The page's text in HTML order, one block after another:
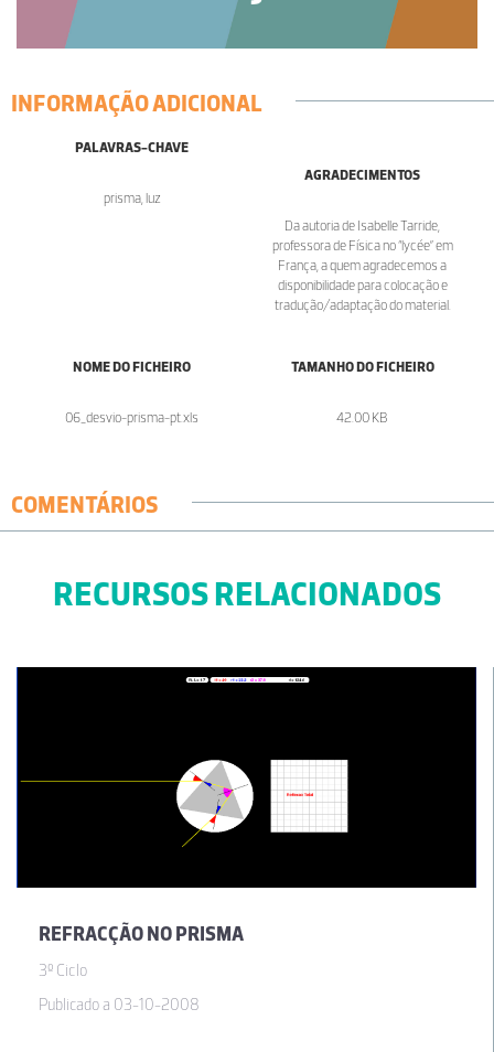
INFORMAÇÃO ADICIONAL
PALAVRAS-CHAVE
prisma, luz
AGRADECIMENTOS
Da autoria de Isabelle Tarride,
professora de Física no “lycée” em
França, a quem agradecemos a
disponibilidade para colocação e
tradução/adaptação do material.
NOME DO FICHEIRO
06_desvio-prisma-pt.xls
TAMANHO DO FICHEIRO
42.00 KB
COMENTÁRIOS
RECURSOS RELACIONADOS
REFRACÇÃO NO PRISMA
3º Ciclo
Publicado a 03-10-2008